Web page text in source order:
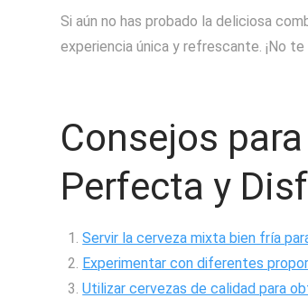
Si aún no has probado la deliciosa
experiencia única y refrescante. ¡No
Consejos
Perfecta y
Servir la cerveza mixta bien fría
Experimentar con diferentes
Utilizar cervezas de calidad para